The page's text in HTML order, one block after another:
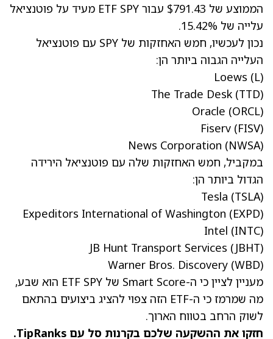
הממוצע של $791.43 עבור ETF SPY מעיד על פוטנציאל
עלייה של 15.42%.
נכון לעכשיו, חמש האחזקות של SPY עם פוטנציאל
העלייה הגבוה ביותר הן:
Loews (L)
The Trade Desk (TTD)
Oracle (ORCL)
Fiserv (FISV)
News Corporation (NWSA)
במקביל, חמש האחזקות שלה עם פוטנציאל הירידה
הגדול ביותר הן:
Tesla (TSLA)
Expeditors International of Washington (EXPD)
Intel (INTC)
JB Hunt Transport Services (JBHT)
Warner Bros. Discovery (WBD)
מעניין לציין כי ה-Smart Score של ETF SPY הוא שבע,
מה שמרמז כי ה-ETF הזה צפוי להציג ביצועים בהתאם
לשוק הרחב בטווח הארוך.
חזקו את ההשקעה שלכם בקרנות סל עם TipRanks.